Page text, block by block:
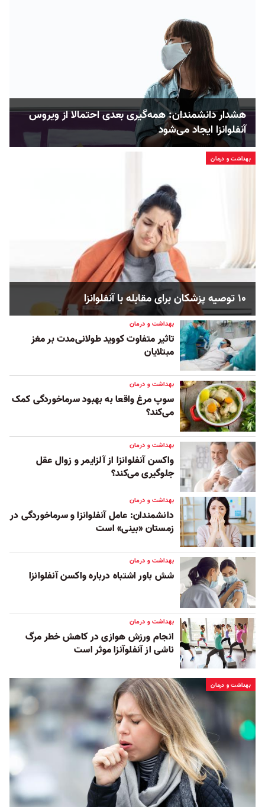
هشدار دانشمندان: همه‌گیری بعدی احتمالا از ویروس
آنفلوانزا ایجاد می‌شود
بهداشت و درمان
۱۰ توصیه پزشکان برای مقابله با آنفلوانزا
بهداشت و درمان
تاثیر متفاوت کووید طولانی‌مدت بر مغز
مبتلایان
بهداشت و درمان
سوپ مرغ واقعا به بهبود سرماخوردگی کمک
می‌کند؟
بهداشت و درمان
واکسن آنفلوانزا از آلزایمر و زوال عقل
جلوگیری می‌‌کند؟
بهداشت و درمان
دانشمندان: عامل آنفلوانزا و سرماخوردگی در
زمستان «بینی» است
بهداشت و درمان
شش باور اشتباه درباره واکسن آنفلوانزا
بهداشت و درمان
انجام ورزش هوازی در کاهش خطر مرگ
ناشی از آنفلوآنزا موثر است
بهداشت و درمان